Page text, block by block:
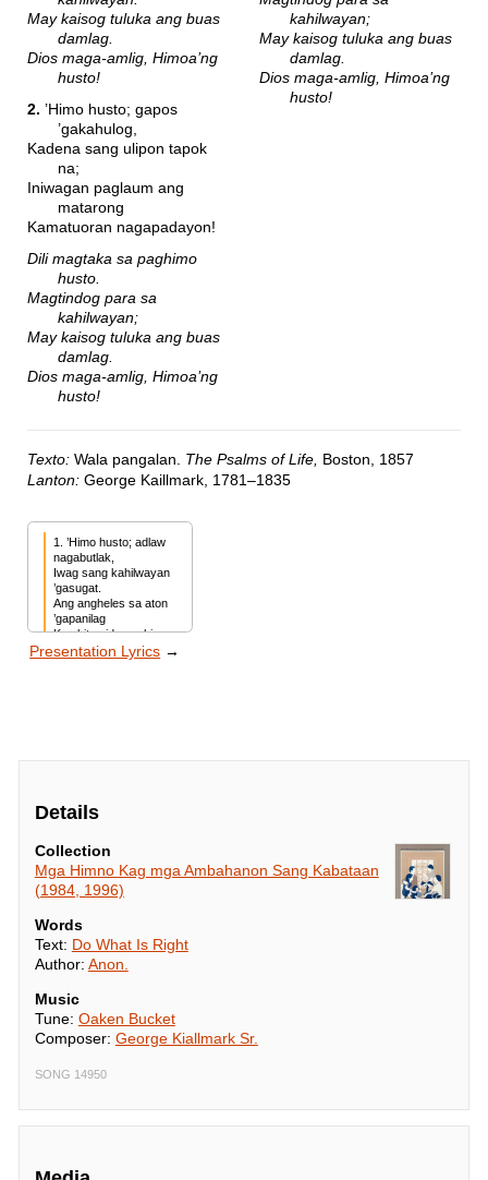
May kaisog tuluka ang buas
damlag.
Dios maga-amlig, Himoa’ng
husto!
2.’Himo husto; gapos
’gakahulog,
Kadena sang ulipon tapok
na;
Iniwagan paglaum ang
matarong
Kamatuoran nagapadayon!
Dili magtaka sa paghimo
husto.
Magtindog para sa
kahilwayan;
May kaisog tuluka ang buas
damlag.
Dios maga-amlig, Himoa’ng
husto!
kahilwayan;
May kaisog tuluka ang buas
damlag.
Dios maga-amlig, Himoa’ng
husto!
Texto: Wala pangalan. The Psalms of Life, Boston, 1857
Lanton: George Kaillmark, 1781–1835
1. ’Himo husto; adlaw
nagabutlak,
Iwag sang kahilwayan
’gasugat.
Ang angheles sa aton
’gapanilag
Kon kita gid nagahimo
husto!
Presentation Lyrics →
Details
Collection
Mga Himno Kag mga Ambahanon Sang Kabataan
(1984, 1996)
Words
Text: Do What Is Right
Author: Anon.
Music
Tune: Oaken Bucket
Composer: George Kiallmark Sr.
SONG 14950